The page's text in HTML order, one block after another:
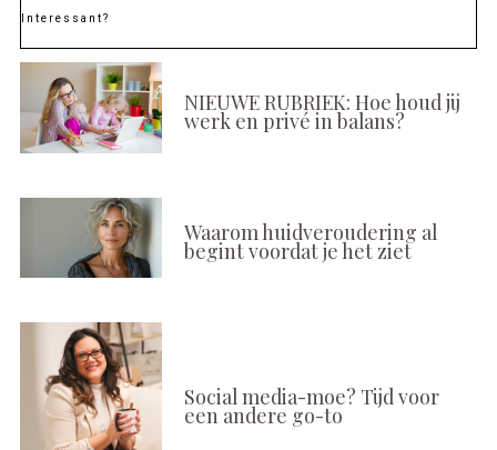
Interessant?
NIEUWE RUBRIEK: Hoe houd jij
werk en privé in balans?
Waarom huidveroudering al
begint voordat je het ziet
Social media-moe? Tijd voor
een andere go-to